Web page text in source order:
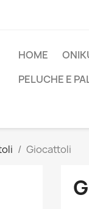
HOME
PELUCHE E
Giocattoli